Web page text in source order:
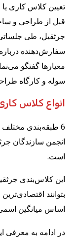
تعیین کلاس کاری
قبل از طراحی و
جرثقیل، طی
سفارش‌دهنده
معیارها گفتگو
سوله و کارگاه
انواع کلاس‌
6 طبقه‌بندی مختلف برای
است.
این کلاس‌بندی
بتوانند
اساس میانگین
در ادامه به معرفی این 6 کلاس‌ کاری جرثقیل